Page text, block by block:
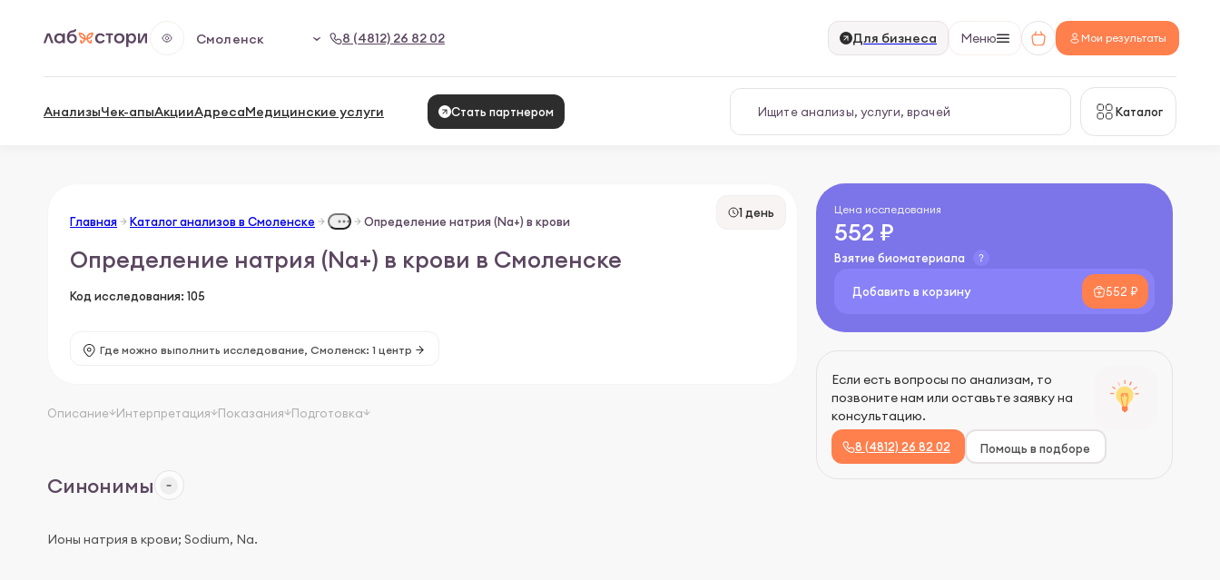
Смоленск 8 (4812) 26 82 02 Для бизнеса Меню Мои результаты
АнализыЧек-апыАкцииАдресаМедицинские услуги Стать партнером Каталог
1 день
Главная Каталог анализов в Смоленске Определение натрия (Na+) в крови
Определение натрия (Na+) в крови в Смоленске
Код исследования: 105
Где можно выполнить исследование, Смоленск: 1 центр
Цена исследования
552 ₽
Взятие биоматериала
Добавить в корзину 552 ₽
Если есть вопросы по анализам, то
позвоните нам или оставьте заявку на
консультацию.
8 (4812) 26 82 02 Помощь в подборе
Описание Интерпретация Показания Подготовка
Синонимы
Ионы натрия в крови; Sodium, Na.